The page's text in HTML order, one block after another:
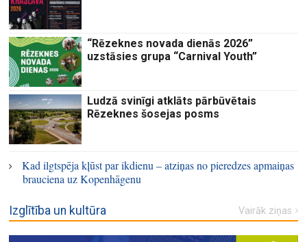
“Rēzeknes novada dienās 2026”
uzstāsies grupa “Carnival Youth”
Ludzā svinīgi atklāts pārbūvētais
Rēzeknes šosejas posms
Kad ilgtspēja kļūst par ikdienu – atziņas no pieredzes apmaiņas
brauciena uz Kopenhāgenu
Vairāk ziņas
Izglītība un kultūra